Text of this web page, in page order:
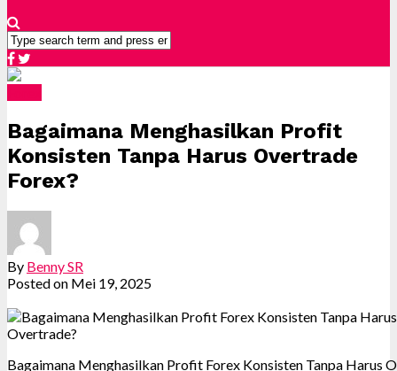
Bagaimana Menghasilkan Profit
Konsisten Tanpa Harus Overtrade
Forex?
By Benny SR
Posted on Mei 19, 2025
Bagaimana Menghasilkan Profit Forex Konsisten Tanpa Harus